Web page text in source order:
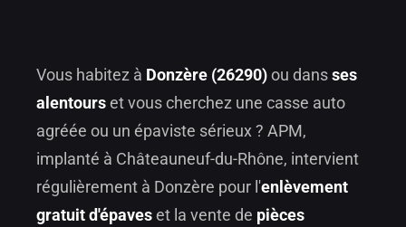
Vous habitez à Donzère (26290) ou dans ses
alentours et vous cherchez une casse auto
agréée ou un épaviste sérieux ? APM,
implanté à Châteauneuf-du-Rhône, intervient
régulièrement à Donzère pour l'enlèvement
gratuit d'épaves et la vente de pièces